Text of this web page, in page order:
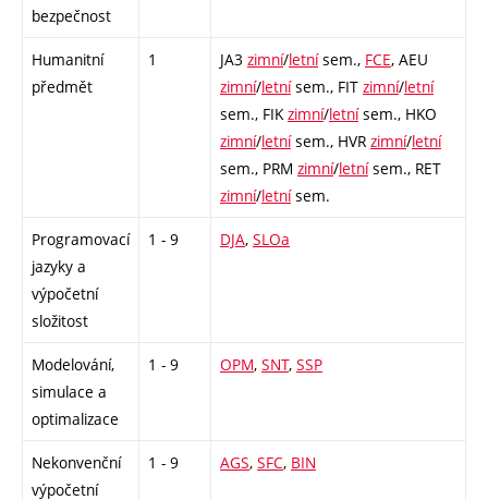
bezpečnost
Humanitní
předmět
1 JA3 zimní/letnísem., FCE, AEU
zimní/letnísem., FIT zimní/letní
sem., FIK zimní/letnísem., HKO
zimní/letnísem., HVR zimní/letní
sem., PRM zimní/letnísem., RET
zimní/letnísem.
Programovací
jazyky a
výpočetní
složitost
1 - 9 DJA, SLOa
Modelování,
simulace a
optimalizace
1 - 9 OPM, SNT, SSP
Nekonvenční
výpočetní
1 - 9 AGS, SFC, BIN